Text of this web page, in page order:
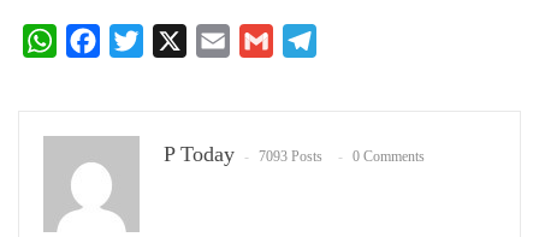
WhatsAppFacebook
Twitter Email Gmail
P Today 7093 Posts 0 Comments